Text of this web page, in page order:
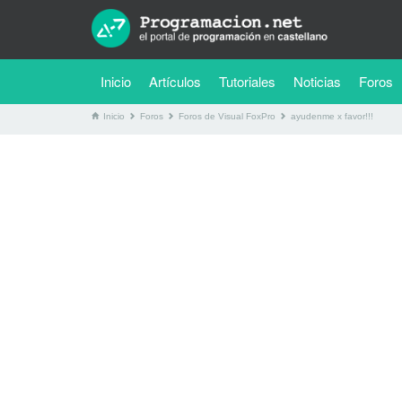
Inicio Artículos Tutoriales (current)
Noticias Foros
Inicio Foros Foros de Visual FoxPro ayudenme x favor!!!